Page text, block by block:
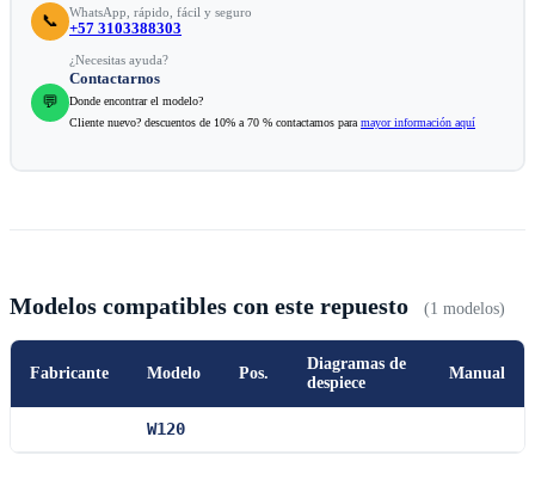
📞 WhatsApp, rápido, fácil y seguro
+57 3103388303
💬
¿Necesitas ayuda?
Contactarnos
Donde encontrar el modelo?
Cliente nuevo? descuentos de 10% a 70 % contactamos para mayor información aquí
Modelos compatibles con este repuesto (1 modelos)
Fabricante Modelo Pos.
Diagramas de
despiece
Manual
W120